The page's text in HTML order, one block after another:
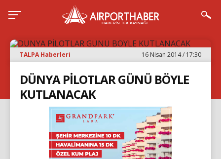
TALPA Haberleri 16 Nisan 2014 / 17:30
DÜNYA PİLOTLAR GÜNÜ BÖYLE
KUTLANACAK